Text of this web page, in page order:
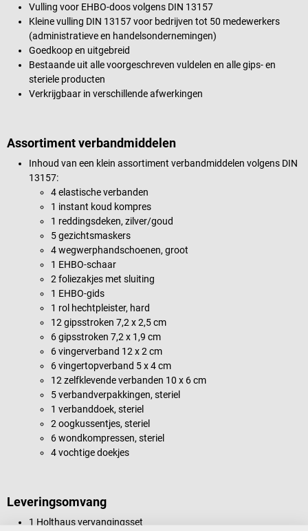
Vulling voor EHBO-doos volgens DIN 13157
Kleine vulling DIN 13157 voor bedrijven tot 50 medewerkers
(administratieve en handelsondernemingen)
Goedkoop en uitgebreid
Bestaande uit alle voorgeschreven vuldelen en alle gips- en
steriele producten
Verkrijgbaar in verschillende afwerkingen
Assortiment verbandmiddelen
Inhoud van een klein assortiment verbandmiddelen volgens DIN
13157:
4 elastische verbanden
1 instant koud kompres
1 reddingsdeken, zilver/goud
5 gezichtsmaskers
4 wegwerphandschoenen, groot
1 EHBO-schaar
2 foliezakjes met sluiting
1 EHBO-gids
1 rol hechtpleister, hard
12 gipsstroken 7,2 x 2,5 cm
6 gipsstroken 7,2 x 1,9 cm
6 vingerverband 12 x 2 cm
6 vingertopverband 5 x 4 cm
12 zelfklevende verbanden 10 x 6 cm
5 verbandverpakkingen, steriel
1 verbanddoek, steriel
2 oogkussentjes, steriel
6 wondkompressen, steriel
4 vochtige doekjes
Leveringsomvang
1 Holthaus vervangingsset